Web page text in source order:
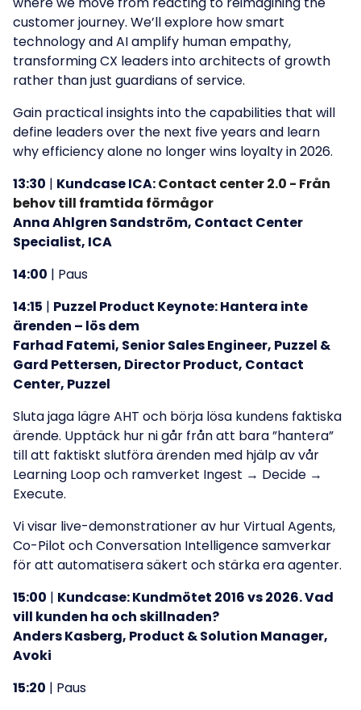
customer journey. We’ll explore how smart
technology and AI amplify human empathy,
transforming CX leaders into architects of growth
rather than just guardians of service.
Gain practical insights into the capabilities that will
define leaders over the next five years and learn
why efficiency alone no longer wins loyalty in 2026.
13:30 | Kundcase ICA:Contact center 2.0 - Från
behov till framtida förmågor
Anna Ahlgren Sandström, Contact Center
Specialist, ICA
14:00 | Paus
14:15 | Puzzel Product Keynote: Hantera inte
ärenden – lös dem
Farhad Fatemi, Senior Sales Engineer, Puzzel &
Gard Pettersen, Director Product, Contact
Center, Puzzel
Sluta jaga lägre AHT och börja lösa kundens faktiska
ärende. Upptäck hur ni går från att bara ”hantera”
till att faktiskt slutföra ärenden med hjälp av vår
Learning Loop och ramverket Ingest → Decide →
Execute.
Vi visar live-demonstrationer av hur Virtual Agents,
Co-Pilot och Conversation Intelligence samverkar
för att automatisera säkert och stärka era agenter.
15:00 | Kundcase:Kundmötet 2016 vs 2026. Vad
vill kunden ha och skillnaden?
Anders Kasberg, Product & Solution Manager,
Avoki
15:20 | Paus